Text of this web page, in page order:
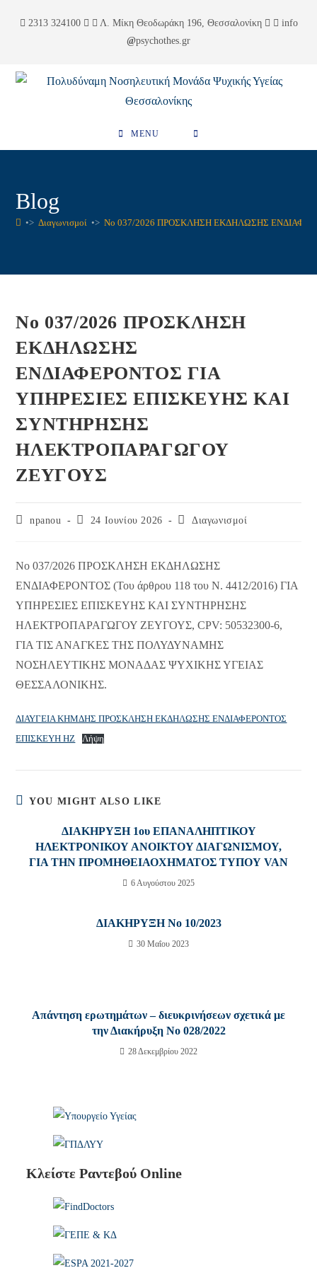
περιεχόμενο
2313 324100 Λ. Μίκη Θεοδωράκη 196, Θεσσαλονίκη
info
psychothes.gr
MENU
Blog
•> Διαγωνισμοί •> No 037/2026 ΠΡΟΣΚΛΗΣΗ ΕΚΔΗΛΩΣΗΣ
No 037/2026 ΠΡΟΣΚΛΗΣΗ
ΕΚΔΗΛΩΣΗΣ
ΕΝΔΙΑΦΕΡΟΝΤΟΣ ΓΙΑ
ΥΠΗΡΕΣΙΕΣ ΕΠΙΣΚΕΥΗΣ ΚΑΙ
ΣΥΝΤΗΡΗΣΗΣ
ΗΛΕΚΤΡΟΠΑΡΑΓΩΓΟΥ
ΖΕΥΓΟΥΣ
Postnpanou
Post24 Ιουνίου 2026
PostΔιαγωνισμοί
No 037/2026 ΠΡΟΣΚΛΗΣΗ ΕΚΔΗΛΩΣΗΣ
ΕΝΔΙΑΦΕΡΟΝΤΟΣ (Του άρθρου 118 του Ν. 4412/2016) ΓΙΑ
ΥΠΗΡΕΣΙΕΣ ΕΠΙΣΚΕΥΗΣ ΚΑΙ ΣΥΝΤΗΡΗΣΗΣ
ΗΛΕΚΤΡΟΠΑΡΑΓΩΓΟΥ ΖΕΥΓΟΥΣ, CPV: 50532300-6,
ΓΙΑ ΤΙΣ ΑΝΑΓΚΕΣ ΤΗΣ ΠΟΛΥΔΥΝΑΜΗΣ
ΝΟΣΗΛΕΥΤΙΚΗΣ ΜΟΝΑΔΑΣ ΨΥΧΙΚΗΣ ΥΓΕΙΑΣ
ΘΕΣΣΑΛΟΝΙΚΗΣ.
ΔΙΑΥΓΕΙΑ ΚΗΜΔΗΣ ΠΡΟΣΚΛΗΣΗ ΕΚΔΗΛΩΣΗΣ ΕΝΔΙΑΦΕΡΟΝΤΟΣ
ΕΠΙΣΚΕΥΗ ΗΖ
Λήψη
YOU MIGHT ALSO LIKE
ΔΙΑΚΗΡΥΞΗ 1ου ΕΠΑΝΑΛΗΠΤΙΚΟΥ
ΗΛΕΚΤΡΟΝΙΚΟΥ ΑΝΟΙΚΤΟΥ ΔΙΑΓΩΝΙΣΜΟΥ,
ΓΙΑ ΤΗΝ ΠΡΟΜΗΘΕΙΑΟΧΗΜΑΤΟΣ ΤΥΠΟΥ VAN
6 Αυγούστου 2025
ΔΙΑΚΗΡΥΞΗ Νο 10/2023
30 Μαΐου 2023
Απάντηση ερωτημάτων – διευκρινήσεων σχετικά με
την Διακήρυξη Νο 028/2022
28 Δεκεμβρίου 2022
Κλείστε Ραντεβού Online